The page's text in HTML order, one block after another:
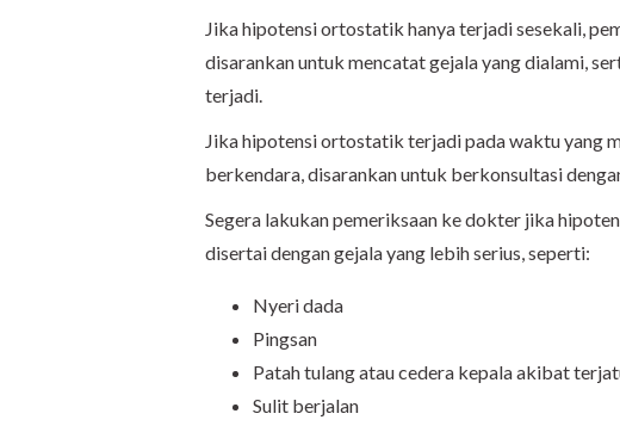
Jika hipotensi ortostatik hanya terjadi sesekali,
disarankan untuk mencatat gejala yang dialami,
terjadi.
Jika hipotensi ortostatik terjadi pada waktu yang
berkendara, disarankan untuk berkonsultasi
Segera lakukan pemeriksaan ke dokter jika
disertai dengan gejala yang lebih serius, seperti:
Nyeri dada
Pingsan
Patah tulang atau cedera kepala akibat
Sulit berjalan